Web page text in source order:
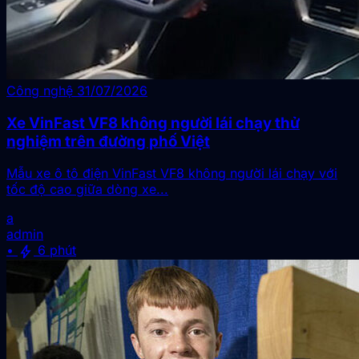
Công nghệ 31/07/2026
Xe VinFast VF8 không người lái chạy thử
nghiệm trên đường phố Việt
Mẫu xe ô tô điện VinFast VF8 không người lái chạy với
tốc độ cao giữa dòng xe...
a
admin
• bolt 6 phút